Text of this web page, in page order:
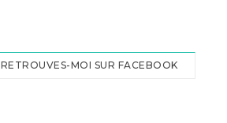
RETROUVES-MOI SUR FACEBOOK